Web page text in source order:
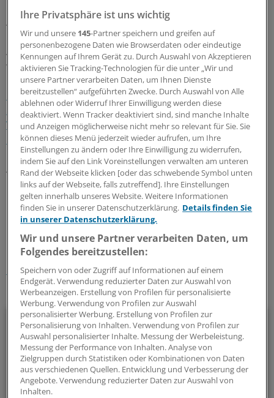
und Jenfeld "bekennen wir uns als größter japanischer
Arbeitgeber klar zur Hansestadt", betont Kaufmann. Das
Unternehmen plane bis zu fünf Prozent mehr
Arbeitsplätze jährlich – vor allem in der Medizintechnik,
wie es heißt.
Olympus arbeitet unter seinem Präsidenten Hiroyuki
Sasa, einem Medizintechnik-Experten, weiter am
Vertrauensaufbau nach dem verheerenden
Bilanzbetrug, der 2011 aufgeflogen war. Das
Unternehmen hatte zugegeben, dass alte
Anlageverluste von 117,7 Milliarden Yen (rund 1,1
Milliarden Euro) verschleiert worden waren.(maw)
0
Schlagworte:
Unternehmen Medizintechnik Hamburg
Ihr Newsletter zum Thema
Beruf & Alltag
Die Sonntagslektüre: Lesen Sie Wissenswertes und
Nützliches für Ihre tägliche Arbeit, lassen Sie sich von
Kolleginnen und Kollegen inspirieren - und seien Sie immer
Ihre Privatsphäre ist uns wichtig
Wir und unsere 145-Partner speichern und greifen auf
personenbezogene Daten wie Browserdaten oder eindeutige
Kennungen auf Ihrem Gerät zu. Durch Auswahl von Akzeptieren
aktivieren Sie Tracking-Technologien für die unter „Wir und
unsere Partner verarbeiten Daten, um Ihnen Dienste
bereitzustellen“ aufgeführten Zwecke. Durch Auswahl von Alle
ablehnen oder Widerruf Ihrer Einwilligung werden diese
deaktiviert. Wenn Tracker deaktiviert sind, sind manche Inhalte
und Anzeigen möglicherweise nicht mehr so relevant für Sie. Sie
können dieses Menü jederzeit wieder aufrufen, um Ihre
Einstellungen zu ändern oder Ihre Einwilligung zu widerrufen,
indem Sie auf den Link Voreinstellungen verwalten am unteren
Rand der Webseite klicken [oder das schwebende Symbol unten
links auf der Webseite, falls zutreffend]. Ihre Einstellungen
gelten innerhalb unseres Website. Weitere Informationen
finden Sie in unserer Datenschutzerklärung. Details finden Sie
in unserer Datenschutzerklärung.
Wir und unsere Partner verarbeiten Daten, um
Folgendes bereitzustellen:
Speichern von oder Zugriff auf Informationen auf einem
Endgerät. Verwendung reduzierter Daten zur Auswahl von
Werbeanzeigen. Erstellung von Profilen für personalisierte
Werbung. Verwendung von Profilen zur Auswahl
personalisierter Werbung. Erstellung von Profilen zur
Personalisierung von Inhalten. Verwendung von Profilen zur
Auswahl personalisierter Inhalte. Messung der Werbeleistung.
Messung der Performance von Inhalten. Analyse von
Zielgruppen durch Statistiken oder Kombinationen von Daten
aus verschiedenen Quellen. Entwicklung und Verbesserung der
Angebote. Verwendung reduzierter Daten zur Auswahl von
Inhalten.